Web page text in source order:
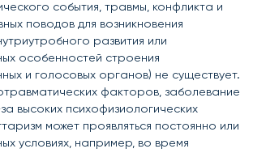
события, травмы, конфликта и
поводов для возникновения
развития или
особенностей строения
и голосовых органов) не существует.
факторов, заболевание
высоких психофизиологических
может проявляться постоянно или
условиях, например, во время